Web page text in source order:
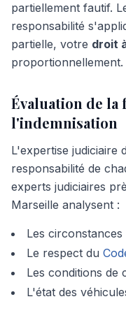
partiellement fautif.
responsabilité
partielle, votre droit
proportionnellement.
Évaluation de la
l'indemnisation
L'expertise judiciaire
responsabilité de
experts judiciaires
Marseille analysent :
Les
Le respect du
Les conditions de
L'état des